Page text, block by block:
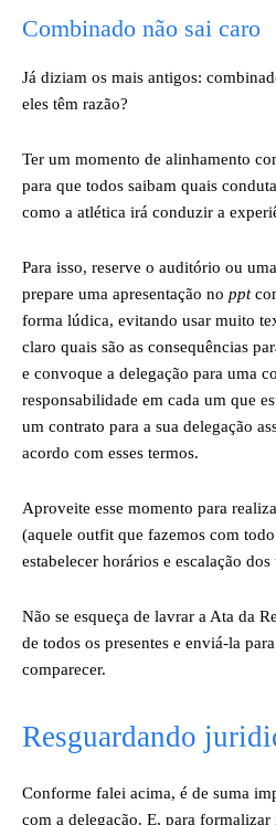
Combinado não sai caro
Já diziam os mais antigos:
eles têm razão?
Ter um momento de alinhamento
para que todos saibam quais
como a atlética irá conduzir a
Para isso, reserve o auditório ou
prepare uma apresentação no ppt
forma lúdica, evitando usar muito
claro quais são as consequências
e convoque a delegação para uma
responsabilidade em cada um que
um contrato para a sua delegação
acordo com esses termos.
Aproveite esse momento para
(aquele outfit que fazemos com
estabelecer horários e escalação dos
Não se esqueça de lavrar a Ata da
de todos os presentes e enviá-la
comparecer.
Resguardando
Conforme falei acima, é de suma
com a delegação. E, para formalizar